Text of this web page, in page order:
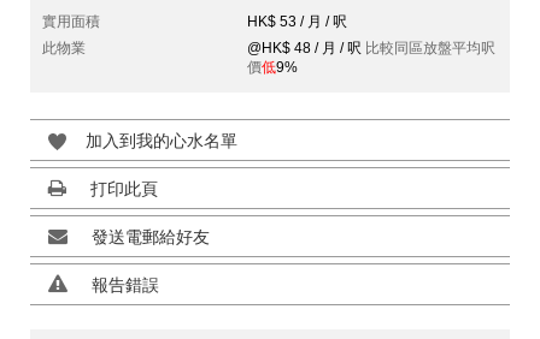
實用面積
HK$ 53 / 月 / 呎
此物業
@HK$ 48 / 月 / 呎 比較同區放盤平均呎
價低9%
加入到我的心水名單
打印此頁
發送電郵給好友
報告錯誤